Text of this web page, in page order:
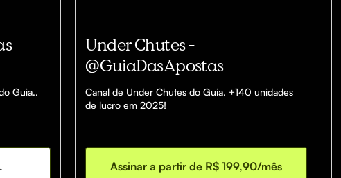
Guia..
Under Chutes -
@GuiaDasApostas
Canal de Under Chutes do Guia. +140 unidades
de lucro em 2025!
Assinar a partir de R$ 199,90/mês